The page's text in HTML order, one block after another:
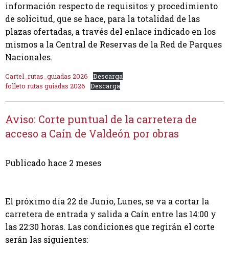
información respecto de requisitos y procedimiento
de solicitud, que se hace, para la totalidad de las
plazas ofertadas, a través del enlace indicado en los
mismos a la Central de Reservas de la Red de Parques
Nacionales.
Cartel_rutas_guiadas 2026
Descarga
folleto rutas guiadas 2026
Descarga
Aviso: Corte puntual de la carretera de
acceso a Caín de Valdeón por obras
Publicado hace 2 meses
El próximo día 22 de Junio, Lunes, se va a cortar la
carretera de entrada y salida a Caín entre las 14:00 y
las 22:30 horas. Las condiciones que regirán el corte
serán las siguientes: